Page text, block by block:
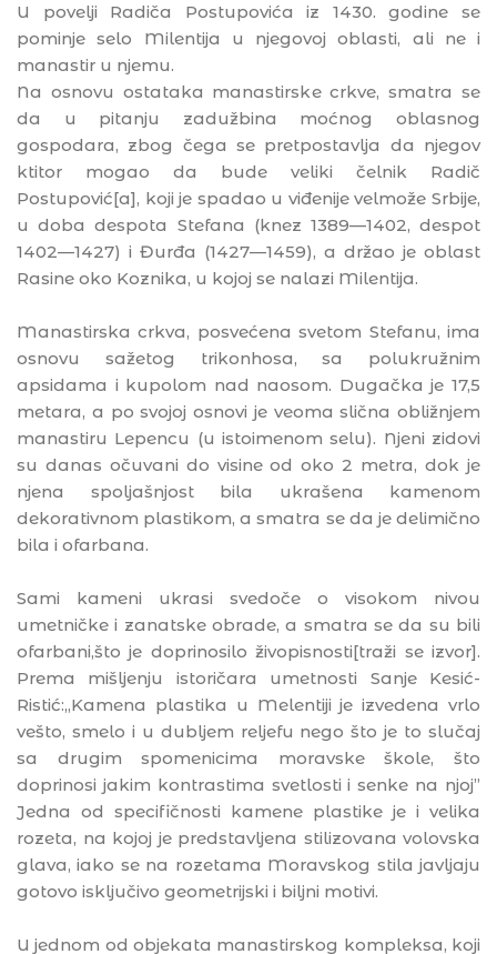
U povelji Radiča Postupovića iz 1430. godine se
pominje selo Milentija u njegovoj oblasti, ali ne i
manastir u njemu.
Na osnovu ostataka manastirske crkve, smatra se
da u pitanju zadužbina moćnog oblasnog
gospodara, zbog čega se pretpostavlja da njegov
ktitor mogao da bude veliki čelnik Radič
Postupović[a], koji je spadao u viđenije velmože Srbije,
u doba despota Stefana (knez 1389—1402, despot
1402—1427) i Đurđa (1427—1459), a držao je oblast
Rasine oko Koznika, u kojoj se nalazi Milentija.
Manastirska crkva, posvećena svetom Stefanu, ima
osnovu sažetog trikonhosa, sa polukružnim
apsidama i kupolom nad naosom. Dugačka je 17,5
metara, a po svojoj osnovi je veoma slična obližnjem
manastiru Lepencu (u istoimenom selu). Njeni zidovi
su danas očuvani do visine od oko 2 metra, dok je
njena spoljašnjost bila ukrašena kamenom
dekorativnom plastikom, a smatra se da je delimično
bila i ofarbana.
Sami kameni ukrasi svedoče o visokom nivou
umetničke i zanatske obrade, a smatra se da su bili
ofarbani,što je doprinosilo živopisnosti[traži se izvor].
Prema mišljenju istoričara umetnosti Sanje Kesić-
Ristić:„Kamena plastika u Melentiji je izvedena vrlo
vešto, smelo i u dubljem reljefu nego što je to slučaj
sa drugim spomenicima moravske škole, što
doprinosi jakim kontrastima svetlosti i senke na njoj”
Jedna od specifičnosti kamene plastike je i velika
rozeta, na kojoj je predstavljena stilizovana volovska
glava, iako se na rozetama Moravskog stila javljaju
gotovo isključivo geometrijski i biljni motivi.
U jednom od objekata manastirskog kompleksa, koji